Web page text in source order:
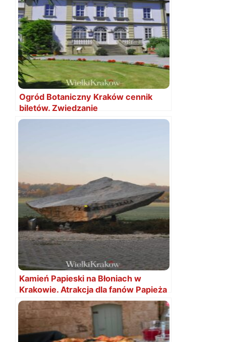
Ogród Botaniczny Kraków cennik
biletów. Zwiedzanie
Kamień Papieski na Błoniach w
Krakowie. Atrakcja dla fanów Papieża